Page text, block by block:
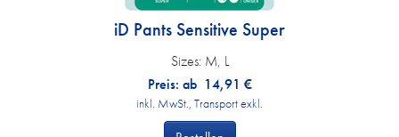
iD Pants Sensitive Super
Sizes: M, L
Preis: ab 14,91 €
inkl. MwSt., Transport exkl.